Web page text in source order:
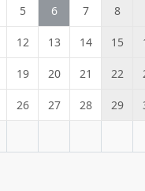
5 6 7 8
12 13 14 15
19 20 21 22
26 27 28 29